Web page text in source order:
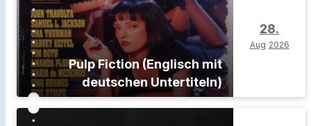
Pulp Fiction (Englisch mit
deutschen Untertiteln)
28.
Aug 2026